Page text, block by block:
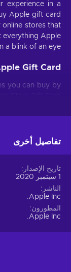
experience in a
Apple gift card
online stores that
everything Apple
a blink of an eye!
Gift Card?
you can buy by
Store
you make
You’ll be
without
any trouble;
new books
reading
library;
shows and
تفاصيل أخرى
تاريخ الإصدار
1 سبتمبر 2020
الناشر
Apple Inc.
المطورون
Apple Inc.